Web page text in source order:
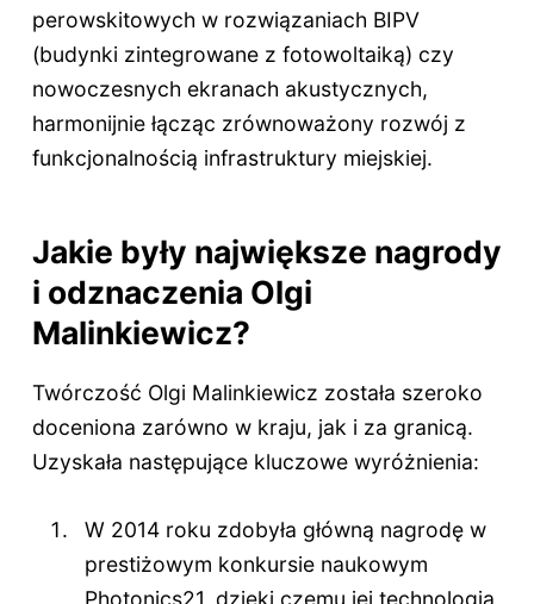
perowskitowych w rozwiązaniach BIPV
(budynki zintegrowane z fotowoltaiką) czy
nowoczesnych ekranach akustycznych,
harmonijnie łącząc zrównoważony rozwój z
funkcjonalnością infrastruktury miejskiej.
Jakie były największe nagrody
i odznaczenia Olgi
Malinkiewicz?
Twórczość Olgi Malinkiewicz została szeroko
doceniona zarówno w kraju, jak i za granicą.
Uzyskała następujące kluczowe wyróżnienia:
W 2014 roku zdobyła główną nagrodę w
prestiżowym konkursie naukowym
Photonics21, dzięki czemu jej technologia